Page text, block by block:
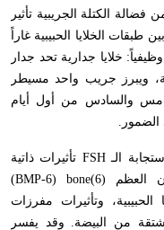
الكتلة الجريبية تأثير
طبقات الخلايا الحبيبية غاراً
خلايا جدارية تحد جدار
ويبرز جريب واحد مسيطر
والسادس من أول أيام
الضمور.
الـFSH تأثيرات ذاتية
العظم (6)
(BMP-6) bone
وتأثيرات مفرزات
من البيضة. وقد يفسر